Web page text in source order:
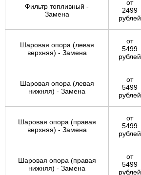
Фильтр топливный -
Замена
от
2499
рублей
Шаровая опора (левая
верхняя) - Замена
от
5499
рублей
Шаровая опора (левая
нижняя) - Замена
от
5499
рублей
Шаровая опора (правая
верхняя) - Замена
от
5499
рублей
Шаровая опора (правая
нижняя) - Замена
от
5499
рублей